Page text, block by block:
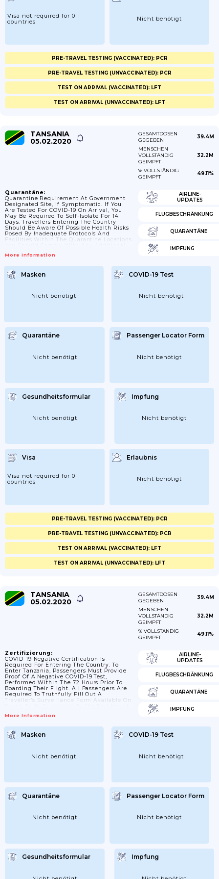
Visa not required for 0
countries
Nicht benötigt
PRE-TRAVEL TESTING (VACCINATED): PCR
PRE-TRAVEL TESTING (UNVACCINATED): PCR
TEST ON ARRIVAL (VACCINATED): LFT
TEST ON ARRIVAL (UNVACCINATED): LFT
TANSANIA
05.02.2020
GESAMTDOSEN
GEGEBEN
39.4M
MENSCHEN
VOLLSTÄNDIG
GEIMPFT
32.2M
% VOLLSTÄNDIG
GEIMPFT
49.11%
Quarantäne:
Quarantine Requirement At Government
Designated Site, If Symptomatic. If You
Are Tested For COVID-19 On Arrival, You
May Be Required To Self-Isolate For 14
Days. Travellers Entering The Country
Should Be Aware Of Possible Health Risks
Posed By Inadequate Protocols And
Facilities Within The Quarantine Locations.
Authorities. Data Collection
More Information
AIRLINE-
UPDATES
FLUGBESCHRÄNKUNG
QUARANTÄNE
IMPFUNG
Masken
Nicht benötigt
COVID-19 Test
Nicht benötigt
Quarantäne
Nicht benötigt
Passenger Locator Form
Nicht benötigt
Gesundheitsformular
Nicht benötigt
Impfung
Nicht benötigt
Visa
Visa not required for 0
countries
Erlaubnis
Nicht benötigt
PRE-TRAVEL TESTING (VACCINATED): PCR
PRE-TRAVEL TESTING (UNVACCINATED): PCR
TEST ON ARRIVAL (VACCINATED): LFT
TEST ON ARRIVAL (UNVACCINATED): LFT
TANSANIA
05.02.2020
GESAMTDOSEN
GEGEBEN
39.4M
MENSCHEN
VOLLSTÄNDIG
GEIMPFT
32.2M
% VOLLSTÄNDIG
GEIMPFT
49.11%
Zertifizierung:
COVID-19 Negative Certification Is
Required For Entering The Country. To
Enter Tanzania, Passengers Must Provide
Proof Of A Negative COVID-19 Test,
Performed Within The 72 Hours Prior To
Boarding Their Flight. All Passengers Are
Required To Truthfully Fill Out A
Traveller's Surveillance Form Available On
Will Be Subject To Enhanced Screening
Mandatory Quarantine. All Passengers
Should Observe Measures Such As Hand
Hygiene, Wearing Masks And Keeping
More Information
AIRLINE-
UPDATES
FLUGBESCHRÄNKUNG
QUARANTÄNE
IMPFUNG
Masken
Nicht benötigt
COVID-19 Test
Nicht benötigt
Quarantäne
Nicht benötigt
Passenger Locator Form
Nicht benötigt
Gesundheitsformular Impfung